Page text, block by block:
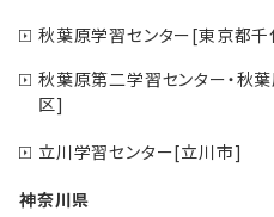
秋葉原学習センター[東京都
秋葉原第二学習センター・秋
区]
立川学習センター[立川市]
神奈川県